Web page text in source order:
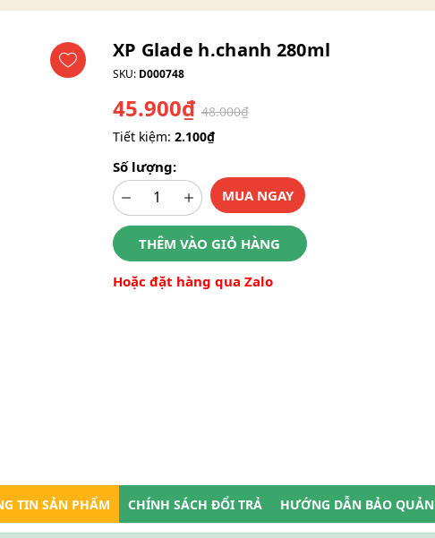
XP Glade h.chanh 280ml
SKU: D000748
45.900₫ 48.000₫
Tiết kiệm: 2.100₫
Số lượng:
MUA NGAY
THÊM VÀO GIỎ HÀNG
Hoặc đặt hàng qua Zalo
TIN SẢN PHẨM CHÍNH SÁCH ĐỔI TRẢ HƯỚNG DẪN BẢO QUẢN